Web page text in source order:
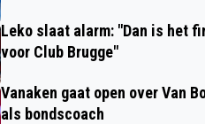
Leko slaat alarm: "Dan is het
voor Club Brugge"
Vanaken gaat open over Van
als bondscoach